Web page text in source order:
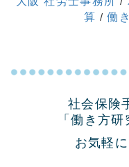
算 /働
社会保険
「働き方
お気軽